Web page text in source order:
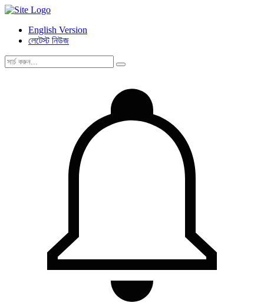
English Version
লেটেস্ট নিউজ